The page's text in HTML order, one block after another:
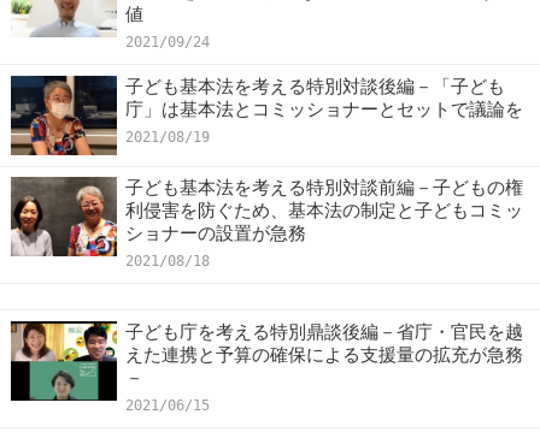
値
2021/09/24
子ども基本法を考える特別対談後編－「子ども
庁」は基本法とコミッショナーとセットで議論を
2021/08/19
子ども基本法を考える特別対談前編－子どもの権
利侵害を防ぐため、基本法の制定と子どもコミッ
ショナーの設置が急務
2021/08/18
子ども庁を考える特別鼎談後編－省庁・官民を越
えた連携と予算の確保による支援量の拡充が急務
－
2021/06/15